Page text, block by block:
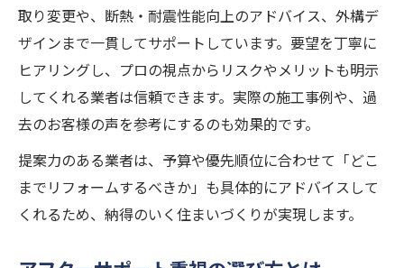
取り変更や、断熱・耐震性能向上のアドバイス、外構デ
ザインまで一貫してサポートしています。要望を丁寧に
ヒアリングし、プロの視点からリスクやメリットも明示
してくれる業者は信頼できます。実際の施工事例や、過
去のお客様の声を参考にするのも効果的です。
提案力のある業者は、予算や優先順位に合わせて「どこ
までリフォームするべきか」も具体的にアドバイスして
くれるため、納得のいく住まいづくりが実現します。